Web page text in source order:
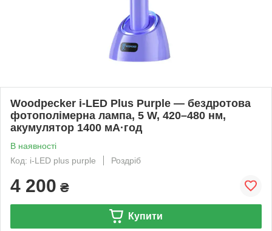
Woodpecker i-LED Plus Purple — бездротова
фотополімерна лампа, 5 W, 420–480 нм,
акумулятор 1400 мА·год
В наявності
Код: i-LED plus purple
Роздріб
4 200 ₴
Купити